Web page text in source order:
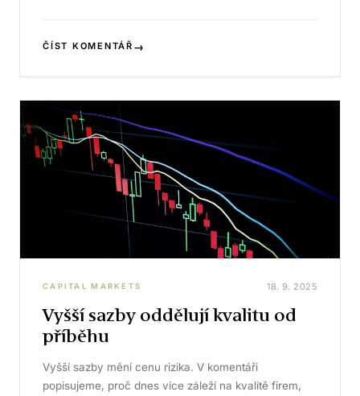
ČÍST KOMENTÁŘ →
CAPITAL MARKETS 18. 9. 2025
Vyšší sazby oddělují kvalitu od
příběhu
Vyšší sazby mění cenu rizika. V komentáři
popisujeme, proč dnes více záleží na kvalitě firem,